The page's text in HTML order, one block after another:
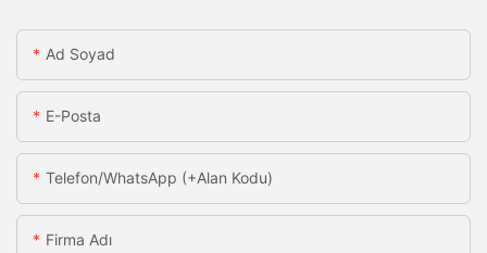
Ad Soyad
E-Posta
Telefon/WhatsApp (+alan Kodu)
Firma Adı